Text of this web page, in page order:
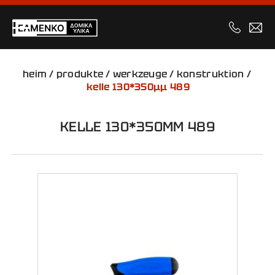
heim / produkte / werkzeuge / konstruktion /
kelle 130*350μμ 489
KELLE 130*350ΜΜ 489